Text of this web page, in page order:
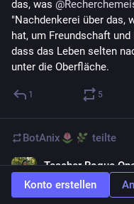
das, was @
"Nachdenkerei über das,
hat, um Freundschaft
dass das Leben selten
unter die Oberfläche.
1 5
BotAnix teilte
Teacher Rogue
@
Konto erstellen